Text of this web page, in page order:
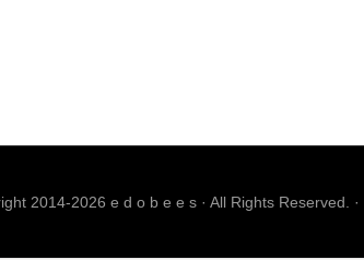
2014-2026 e d o b e e s · All Rights Reserved. ·